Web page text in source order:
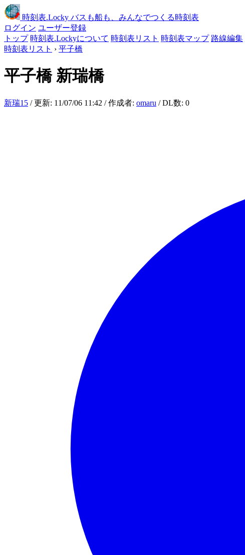
時刻表.Locky バスも船も、みんなでつくる時刻表
ログイン ユーザー登録
トップ 時刻表.Lockyについて 時刻表リスト 時刻表マップ 路線編集
時刻表リスト › 平子橋
平子橋 新瑞橋
新瑞15 / 更新: 11/07/06 11:42 / 作成者: omaru / DL数: 0